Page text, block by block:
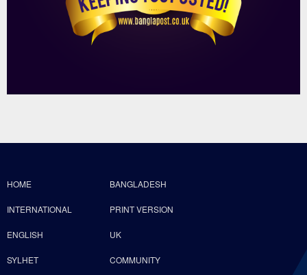
HOME BANGLADESH
INTERNATIONAL PRINT VERSION
ENGLISH UK
SYLHET COMMUNITY